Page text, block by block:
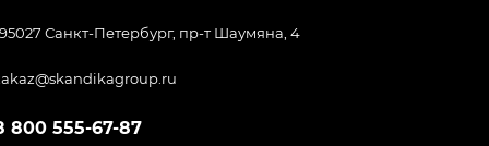
Санкт-Петербург, пр-т Шаумяна, 4
800 555-67-87